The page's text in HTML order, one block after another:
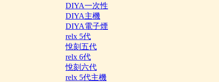
DIYA一次性
DIYA主機
DIYA電子煙
relx 5代
悅刻五代
relx 6代
悅刻六代
relx 5代主機